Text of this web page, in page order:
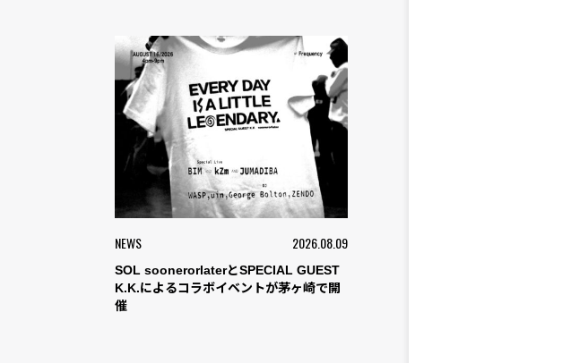
NEWS 2026.08.09
SOL soonerorlaterとSPECIAL GUEST
K.K.によるコラボイベントが茅ヶ崎で開
催